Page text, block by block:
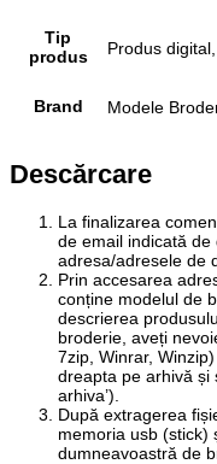
Tip
produs
Produs
Brand Modele
Descărcare
La finalizarea
de email indicată
adresa/adresele de
Prin accesarea
conține modelul de
descrierea
broderie, aveți
7zip, Winrar,
dreapta pe arhivă și
arhiva’).
După extragerea
memoria usb (stick)
dumneavoastră de